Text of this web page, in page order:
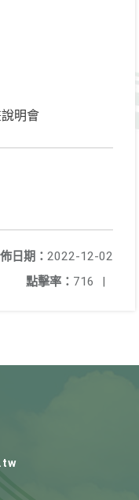
明會
日期： 2022-12-02
點擊率： 716 |